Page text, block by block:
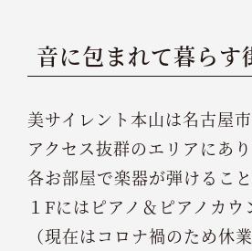
音に包まれて暮ら
美サイレント本山は名古屋
アクセス抜群のエリアにあり
各お部屋で楽器が弾けること
１Fにはピアノ＆ピアノカ
（現在はコロナ禍のため休